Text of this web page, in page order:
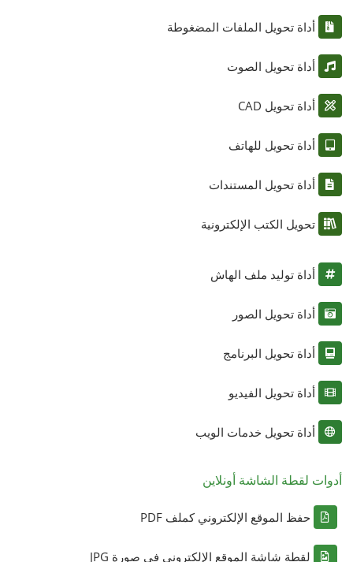
أداة تحويل الملفات المضغوطة
أداة تحويل الصوت
أداة تحويل CAD
أداة تحويل للهاتف
أداة تحويل المستندات
تحويل الكتب الإلكترونية
أداة توليد ملف الهاش
أداة تحويل الصور
أداة تحويل البرنامج
أداة تحويل الفيديو
أداة تحويل خدمات الويب
أدوات لقطة الشاشة أونلاين
حفظ الموقع الإلكتروني كملف PDF
لقطة شاشة الموقع الإلكتروني في صورة JPG